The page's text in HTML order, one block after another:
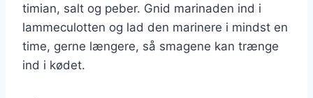
timian, salt og peber. Gnid marinaden ind i
lammeculotten og lad den marinere i mindst en
time, gerne længere, så smagene kan trænge
ind i kødet.